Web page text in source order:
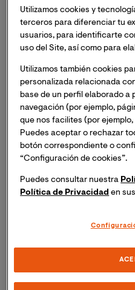
El próximo 29 de
España peninsular) ;
y Perú),tendrá lugar la
Neuropsicológica con
Inscripción necesaria.
evento un enlace para
La masterclass tratará
nos ayuda a mejorar la
abordará cómo actualizar
otros expertos lo están
interpretaremos informes
Ponente
Utilizamos cookies y
terceros para diferenciar tu
usuarios, para identificarte
uso del Site, así como para
Utilizamos también cookies
personalizada relacionada
base de un perfil elaborado a
navegación (por ejemplo,
que nos facilites (por
Puedes aceptar o rechazar
botón correspondiente o
“Configuración de cookies”.
Puedes consultar nuestra
Política de Privacidad en